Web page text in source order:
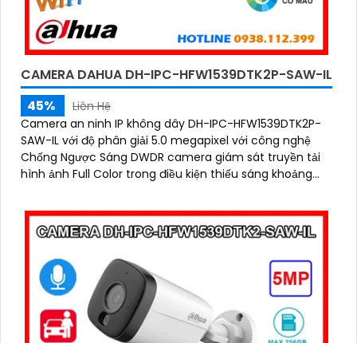
CAMERA DAHUA DH-IPC-HFW1539DTK2P-SAW-IL
45%
Liên Hệ
Camera an ninh IP không dây DH-IPC-HFW1539DTK2P-
SAW-IL với độ phân giải 5.0 megapixel với công nghệ
Chống Ngược Sáng DWDR camera giám sát truyền tải
hình ảnh Full Color trong điều kiện thiếu sáng khoảng